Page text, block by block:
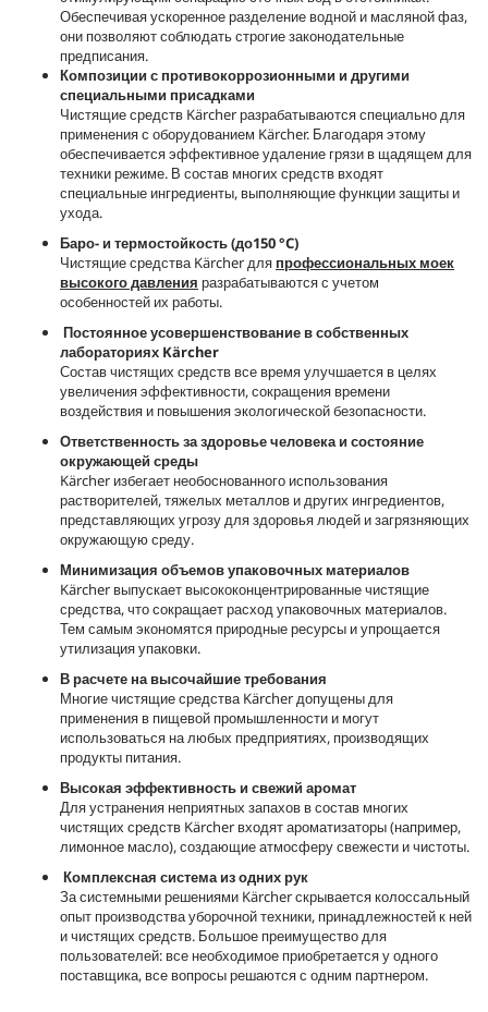
Обеспечивая ускоренное разделение водной и масляной фаз,
они позволяют соблюдать строгие законодательные
предписания.
Композиции с противокоррозионными и другими
специальными присадками
Чистящие средств Kärcher разрабатываются специально для
применения с оборудованием Kärcher. Благодаря этому
обеспечивается эффективное удаление грязи в щадящем для
техники режиме. В состав многих средств входят
специальные ингредиенты, выполняющие функции защиты и
ухода.
Баро- и термостойкость (до150 °C)
Чистящие средства Kärcher для профессиональных моек
высокого давления разрабатываются с учетом
особенностей их работы.
Постоянное усовершенствование в собственных
лабораториях Kärcher
Состав чистящих средств все время улучшается в целях
увеличения эффективности, сокращения времени
воздействия и повышения экологической безопасности.
Ответственность за здоровье человека и состояние
окружающей среды
Kärcher избегает необоснованного использования
растворителей, тяжелых металлов и других ингредиентов,
представляющих угрозу для здоровья людей и загрязняющих
окружающую среду.
Минимизация объемов упаковочных материалов
Kärcher выпускает высококонцентрированные чистящие
средства, что сокращает расход упаковочных материалов.
Тем самым экономятся природные ресурсы и упрощается
утилизация упаковки.
В расчете на высочайшие требования
Многие чистящие средства Kärcher допущены для
применения в пищевой промышленности и могут
использоваться на любых предприятиях, производящих
продукты питания.
Высокая эффективность и свежий аромат
Для устранения неприятных запахов в состав многих
чистящих средств Kärcher входят ароматизаторы (например,
лимонное масло), создающие атмосферу свежести и чистоты.
Комплексная система из одних рук
За системными решениями Kärcher скрывается колоссальный
опыт производства уборочной техники, принадлежностей к ней
и чистящих средств. Большое преимущество для
пользователей: все необходимое приобретается у одного
поставщика, все вопросы решаются с одним партнером.